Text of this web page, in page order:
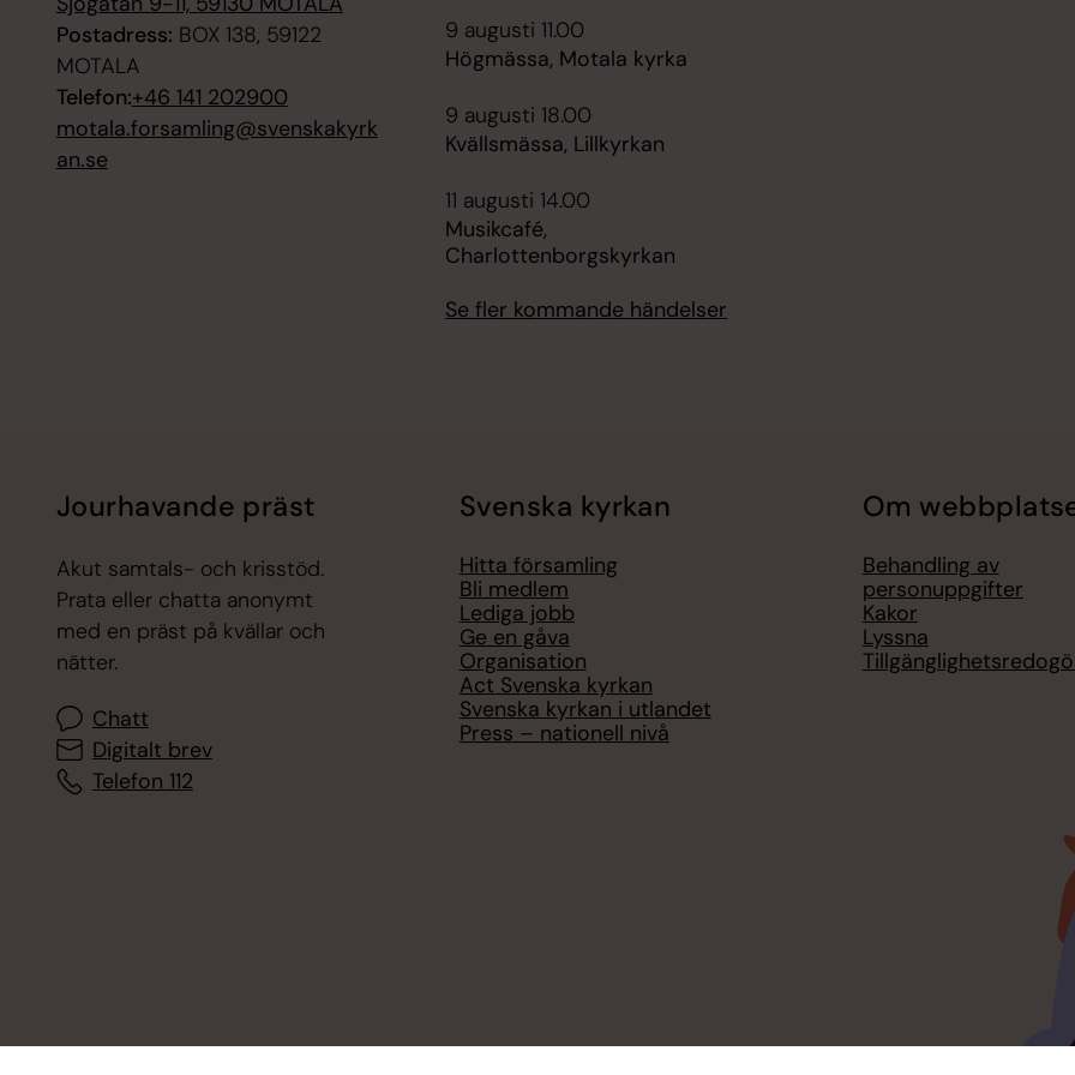
Postadress: BOX 138, 59122
MOTALA
Telefon:+46 141 202900
motala.forsamling@svenskakyrk
an.se
9 augusti 11.00
Högmässa, Motala kyrka
9 augusti 18.00
Kvällsmässa, Lillkyrkan
11 augusti 14.00
Musikcafé,
Charlottenborgskyrkan
Se fler kommande händelser
Jourhavande präst
Akut samtals- och krisstöd.
Prata eller chatta anonymt
med en präst på kvällar och
nätter.
Chatt
Digitalt brev
Telefon 112
Svenska kyrkan
Hitta församling
Bli medlem
Lediga jobb
Ge en gåva
Organisation
Act Svenska kyrkan
Svenska kyrkan i utlandet
Press – nationell nivå
Om
Behandling av
personuppgifter
Kakor
Lyssna